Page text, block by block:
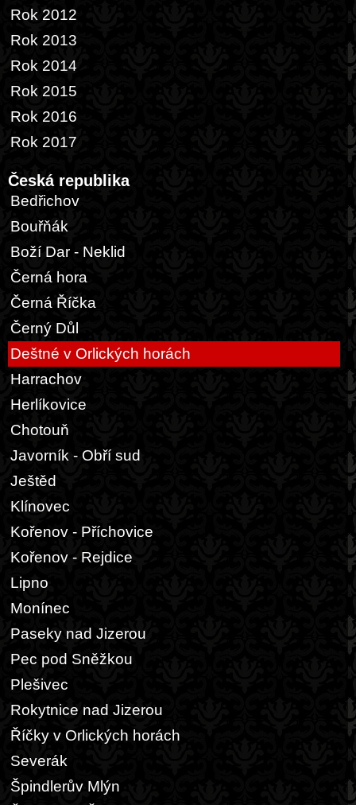
Rok 2012
Rok 2013
Rok 2014
Rok 2015
Rok 2016
Rok 2017
Česká republika
Bedřichov
Bouřňák
Boží Dar - Neklid
Černá hora
Černá Říčka
Černý Důl
Deštné v Orlických horách
Harrachov
Herlíkovice
Chotouň
Javorník - Obří sud
Ještěd
Klínovec
Kořenov - Příchovice
Kořenov - Rejdice
Lipno
Monínec
Paseky nad Jizerou
Pec pod Sněžkou
Plešivec
Rokytnice nad Jizerou
Říčky v Orlických horách
Severák
Špindlerův Mlýn